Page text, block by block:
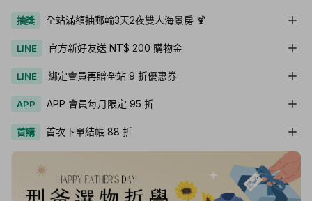
抽獎 全站滿額抽郵輪3天2夜雙人海景房 🍹
LINE 官方新好友送 NT$ 200 購物金
LINE 綁定會員再贈全站 9 折優惠券
APP APP 會員每月限定 95 折
首購 首次下單結帳 88 折